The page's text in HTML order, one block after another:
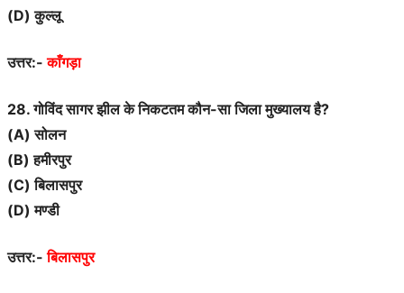
(D) कुल्लू
उत्तर:-काँगड़ा
28. गोविंद सागर झील के निकटतम कौन-सा जिला मुख्यालय है?
(A) सोलन
(B) हमीरपुर
(C) बिलासपुर
(D) मण्डी
उत्तर:-बिलासपुर